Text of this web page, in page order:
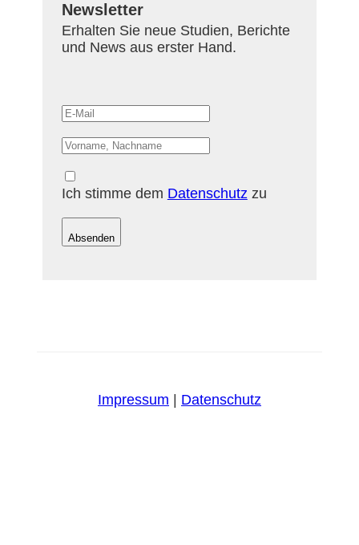
Newsletter
Erhalten Sie neue Studien, Berichte
und News aus erster Hand.
Ich stimme dem Datenschutzzu
Absenden
Impressum Datenschutz